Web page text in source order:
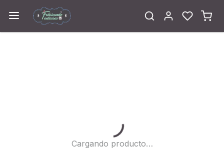
Cargando...
Cargando producto…